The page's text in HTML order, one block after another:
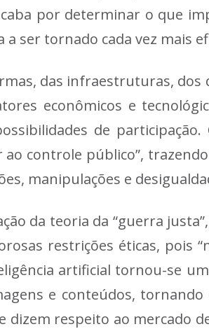
por determinar o que
ser tornado cada vez mais
das infraestruturas, dos
econômicos e
de
controle público”,
manipulações e
da teoria da “guerra
restrições éticas,
artificial tornou-se
e conteúdos,
dizem respeito ao mercado